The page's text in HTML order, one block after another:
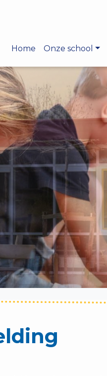
Home Onze school